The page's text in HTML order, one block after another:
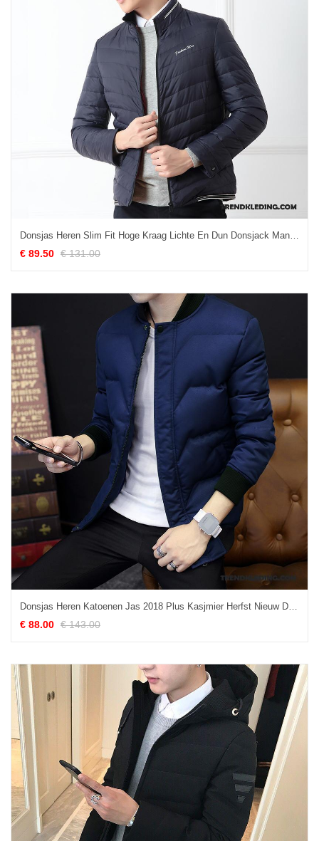
Donsjas Heren Slim Fit Hoge Kraag Lichte En Dun Donsjack Mannelijk Winter Effen Kleur Rood Zwart
€ 89.50 € 131.00
Donsjas Heren Katoenen Jas 2018 Plus Kasjmier Herfst Nieuw Dikke Blauw
€ 88.00 € 143.00